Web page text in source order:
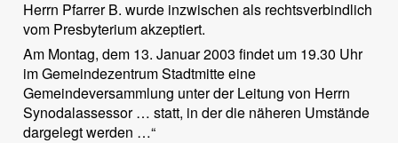
Herrn Pfarrer B. wurde inzwischen als rechtsverbindlich
vom Presbyterium akzeptiert.
Am Montag, dem 13. Januar 2003 findet um 19.30 Uhr
im Gemeindezentrum Stadtmitte eine
Gemeindeversammlung unter der Leitung von Herrn
Synodalassessor … statt, in der die näheren Umstände
dargelegt werden …“